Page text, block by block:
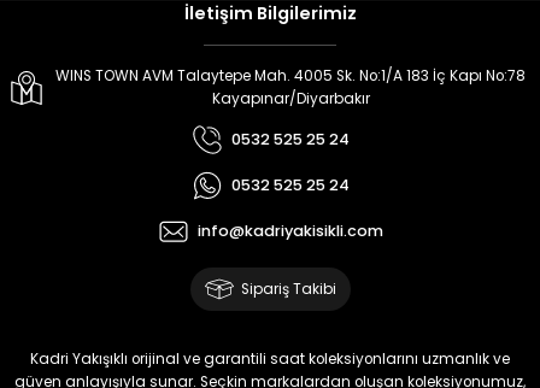
İletişim Bilgilerimiz
WINS TOWN AVM Talaytepe Mah. 4005 Sk. No:1/A 183 İç Kapı No:78
Kayapınar/Diyarbakır
0532 525 25 24
0532 525 25 24
info@kadriyakisikli.com
Sipariş Takibi
Kadri Yakışıklı orijinal ve garantili saat koleksiyonlarını uzmanlık ve
güven anlayışıyla sunar. Seçkin markalardan oluşan koleksiyonumuz,